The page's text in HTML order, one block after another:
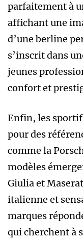
parfaitement à
affichant une
d’une berline
s’inscrit dans
jeunes
confort et
Enfin, les
pour des
comme la
modèles
Giulia et
italienne et
marques
qui cherchent à